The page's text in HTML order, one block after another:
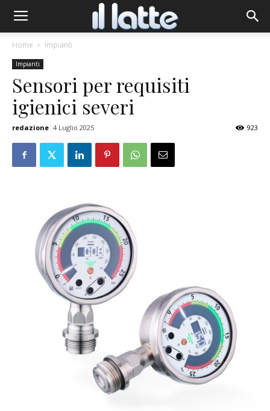
Home Impianti
Impianti
Sensori per requisiti
igienici severi
redazione 4 Luglio 2025 923